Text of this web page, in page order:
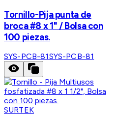
Tornillo-Pija punta de
broca #8 x 1" / Bolsa con
100 piezas.
SYS-PCB-81SYS-PCB-81
SURTEK